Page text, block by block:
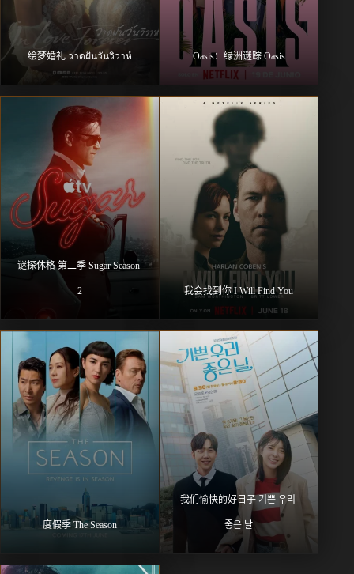
绘梦婚礼 วาดฝันวันวิวาห์ Oasis：绿洲谜踪 Oasis
谜探休格 第二季 Sugar Season
2 我会找到你 I Will Find You
度假季 The Season
我们愉快的好日子 기쁜 우리
좋은 날